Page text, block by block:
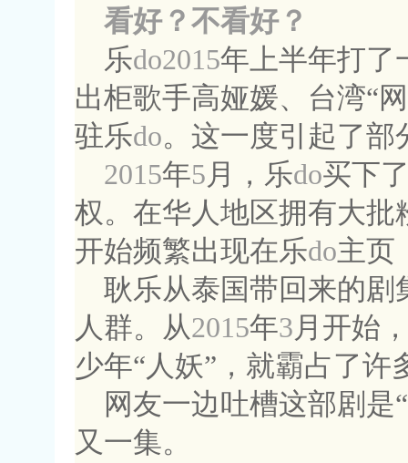
看好？不看好？
乐do2015年上半年打了
出柜歌手高娅媛、台湾“
驻乐do。这一度引起了部
2015年5月，乐do买下
权。在华人地区拥有大
开始频繁出现在乐do主页
耿乐从泰国带回来的
人群。从2015年3月开始
少年“人妖”，就霸占了
网友一边吐槽这部剧
又一集。